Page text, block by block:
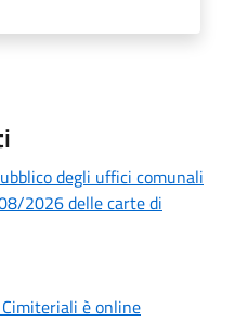
degli uffici comunali
2026 delle carte di
è online